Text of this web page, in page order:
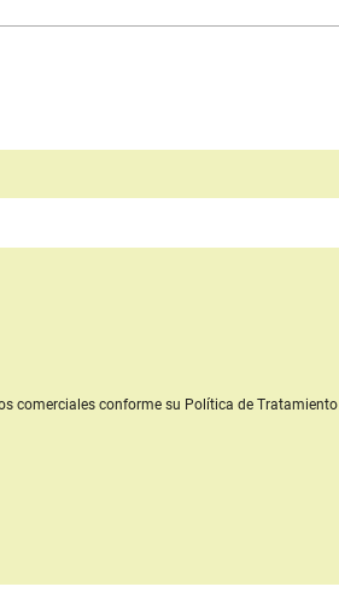
comercialesconforme su Política de Tratamiento